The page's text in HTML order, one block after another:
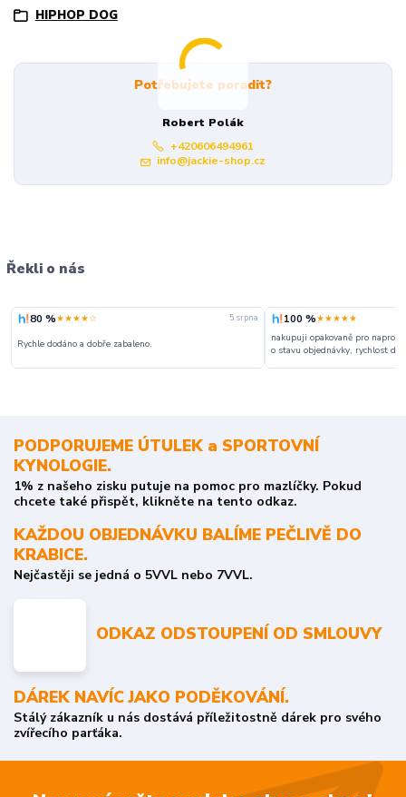
HIPHOP DOG
Potřebujete poradit?
Robert Polák
+420606494961
info@jackie-shop.cz
Řekli o nás
80 %★★★★☆ 5. srpna
Rychle dodáno a dobře zabaleno.
100 %★★★★★
nakupuji opakovaně pro
o stavu objednávky, rychlost
PODPORUJEME ÚTULEK a SPORTOVNÍ
KYNOLOGIE.
1% z našeho zisku putuje na pomoc pro mazlíčky. Pokud
chcete také přispět, klikněte na tento odkaz.
KAŽDOU OBJEDNÁVKU BALÍME PEČLIVĚ DO
KRABICE.
Nejčastěji se jedná o 5VVL nebo 7VVL.
ODKAZ ODSTOUPENÍ OD SMLOUVY
DÁREK NAVÍC JAKO PODĚKOVÁNÍ.
Stálý zákazník u nás dostává příležitostně dárek pro svého
zvířecího parťáka.